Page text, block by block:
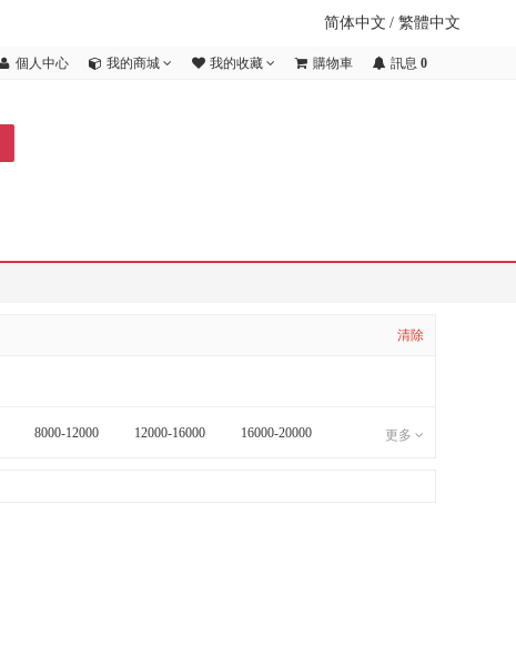
简体中文 / 繁體中文
個人中心 我的商城 我的收藏 購物車 訊息 0
清除
8000-12000 12000-16000 16000-20000 更多